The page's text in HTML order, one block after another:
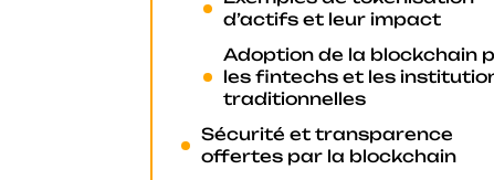
d’actifs et leur impact
Adoption de la blockchain
les fintechs et les
traditionnelles
Sécurité et transparence
offertes par la blockchain